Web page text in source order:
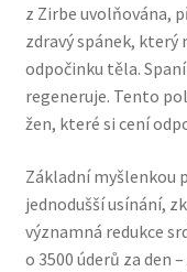
z Zirbe uvolňována,
zdravý spánek, který
odpočinku těla.
regeneruje. Tento
žen, které si cení
Základní myšlenkou
jednodušší usínání,
významná redukce
o 3500 úderů za den